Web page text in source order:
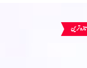
تازہ ترین